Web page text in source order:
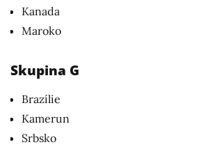
Kanada
Maroko
Skupina G
Brazílie
Kamerun
Srbsko